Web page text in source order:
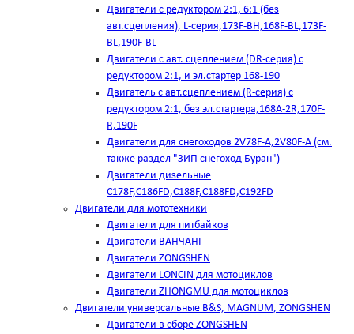
Двигатели с редуктором 2:1, 6:1 (без
авт.сцепления), L-серия,173F-BH,168F-BL,173F-
BL,190F-BL
Двигатели с авт. сцеплением (DR-серия) с
редуктором 2:1, и эл.стартер 168-190
Двигатель с авт.сцеплением (R-серия) с
редуктором 2:1, без эл.стартера,168А-2R,170F-
R,190F
Двигатели для снегоходов 2V78F-A,2V80F-A (см.
также раздел "ЗИП снегоход Буран")
Двигатели дизельные
C178F,С186FD,C188F,C188FD,C192FD
Двигатели для мототехники
Двигатели для питбайков
Двигатели ВАНЧАНГ
Двигатели ZONGSHEN
Двигатели LONCIN для мотоциклов
Двигатели ZHONGMU для мотоциклов
Двигатели универсальные B&S, MAGNUM, ZONGSHEN
Двигатели в сборе ZONGSHEN